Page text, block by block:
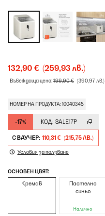
132,90 € (259,93 лв.)
Въвеждаща цена:199,90 € (390,97 лв.)
НОМЕР НА ПРОДУКТА: 10040345
-17% КОД: SALE17P
С ВАУЧЕР: 110,31 € (215,75 ЛВ.)
Условия за ползване
ОСНОВЕН ЦВЯТ:
Кремав
Пастелно
синьо
Налично